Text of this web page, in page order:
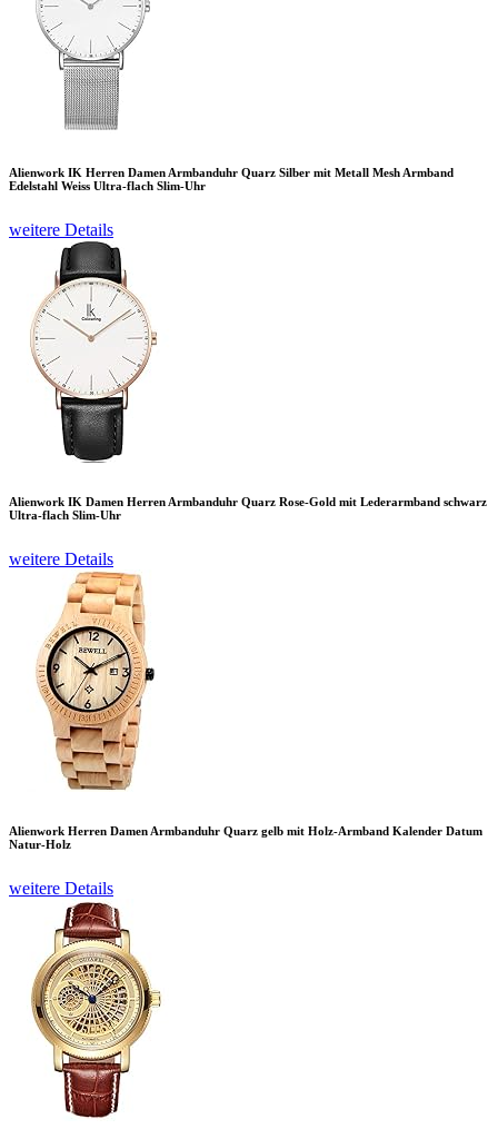
Alienwork IK Herren Damen Armbanduhr Quarz Silber mit Metall Mesh Armband
Edelstahl Weiss Ultra-flach Slim-Uhr
weitere Details
Alienwork IK Damen Herren Armbanduhr Quarz Rose-Gold mit Lederarmband schwarz
Ultra-flach Slim-Uhr
weitere Details
Alienwork Herren Damen Armbanduhr Quarz gelb mit Holz-Armband Kalender Datum
Natur-Holz
weitere Details